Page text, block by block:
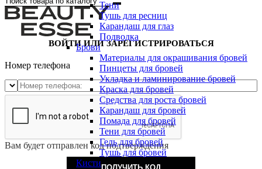
Тени
Тушь для ресниц
Карандаш для глаз
Подводка
Брови
Материалы для окрашивания бровей
Пинцеты для бровей
Укладка и ламинирование бровей
Краска для бровей
Средства для роста бровей
Карандаш для бровей
Помада для бровей
Тени для бровей
Гель для бровей
Тушь для бровей
Кисти
ВОЙТИ ИЛИ ЗАРЕГИСТРИРОВАТЬСЯ
Номер телефона
Вам будет отправлен код подтверждения